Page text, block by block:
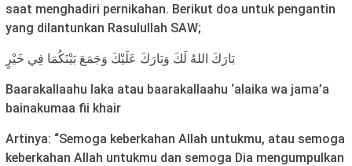
saat menghadiri pernikahan. Berikut doa untuk pengantin
yang dilantunkan Rasulullah SAW;
بَارَكَ اللهُ لَكَ وَبَارَكَ عَلَيْكَ وَجَمَعَ بَيْنَكُمَا فِي خَيْرٍ
Baarakallaahu laka atau baarakallaahu ‘alaika wa jama’a
bainakumaa fii khair
Artinya: “Semoga keberkahan Allah untukmu, atau semoga
keberkahan Allah untukmu dan semoga Dia mengumpulkan